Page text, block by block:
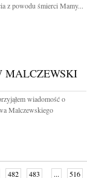
z powodu śmierci Mamy...
MALCZEWSKI
wiadomość o
Malczewskiego
482 483 ... 516